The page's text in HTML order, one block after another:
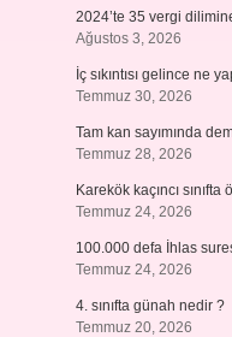
2024’te 35 vergi
Ağustos 3, 2026
İç sıkıntısı gelince ne
Temmuz 30, 2026
Tam kan sayımında
Temmuz 28, 2026
Karekök kaçıncı
Temmuz 24, 2026
100.000 defa İhlas
Temmuz 24, 2026
4. sınıfta günah nedir ?
Temmuz 20, 2026